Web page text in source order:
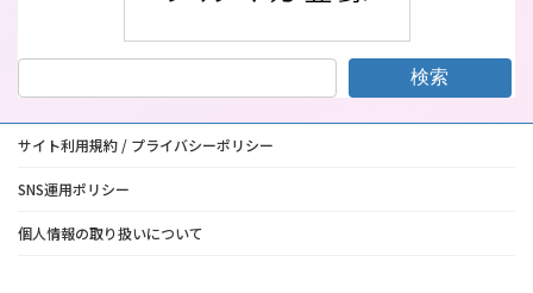
検索
サイト利用規約 / プライバシーポリシー
SNS運用ポリシー
個人情報の取り扱いについて